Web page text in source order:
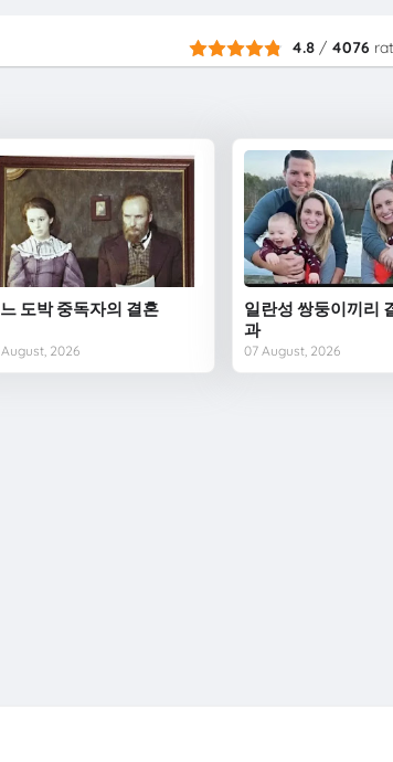
4.8 / 4076
도박 중독자의 결혼
2026
일란성 쌍둥이끼리
과
07 August, 2026